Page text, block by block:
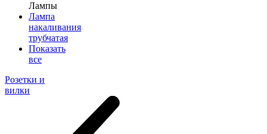
Лампы
Лампа
накаливания
трубчатая
Показать
все
Розетки и
вилки